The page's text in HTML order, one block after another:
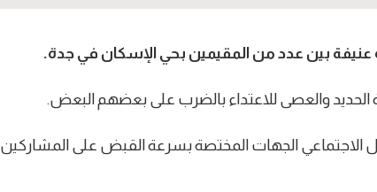
بين عدد من المقيمين بحي الإسكان في جدة.
والعصى للاعتداء بالضرب على بعضهم البعض.
الجهات المختصة بسرعة القبض على المشاركين